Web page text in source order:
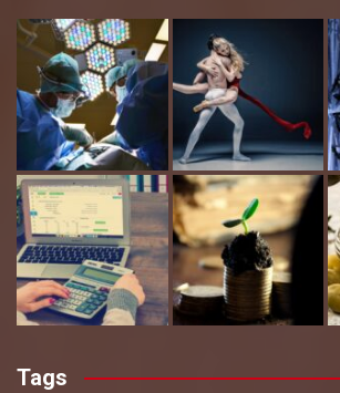
Tags